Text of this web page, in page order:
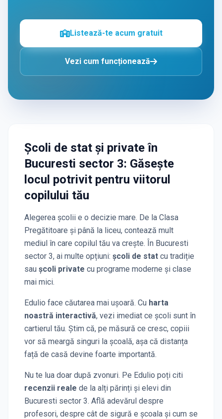
Listează-te acum gratuit
Vezi cum funcționează
Școli de stat și privateîn
Bucuresti sector 3: Găsește
locul potrivit pentru viitorul
copilului tău
Alegerea școlii e o decizie mare. De la Clasa
Pregătitoare și până la liceu, contează mult
mediul în care copilul tău va crește. În Bucuresti
sector 3, ai multe opțiuni: școli de stat cu tradiție
sau școli private cu programe moderne și clase
mai mici.
Edulio face căutarea mai ușoară. Cu harta
noastră interactivă, vezi imediat ce școli sunt în
cartierul tău. Știm că, pe măsură ce cresc, copiii
vor să meargă singuri la școală, așa că distanța
față de casă devine foarte importantă.
Nu te lua doar după zvonuri. Pe Edulio poți citi
recenzii reale de la alți părinți și elevi din
Bucuresti sector 3. Află adevărul despre
profesori, despre cât de sigură e școala și cum se